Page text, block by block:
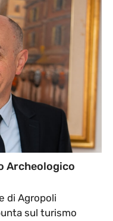
Archeologico
di Agropoli
sul turismo